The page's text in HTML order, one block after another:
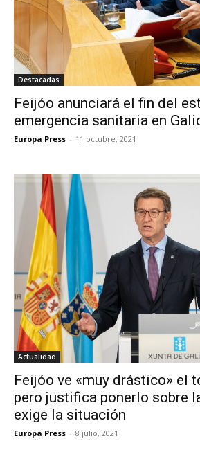
Destacadas
Feijóo anunciará el fin del
emergencia sanitaria en
Europa Press - 11 octubre, 2021
Actualidad
Feijóo ve «muy drástico» el
pero justifica ponerlo sobre
exige la situación
Europa Press - 8 julio, 2021